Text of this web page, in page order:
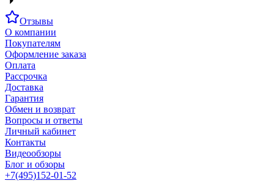
Отзывы
О компании
Покупателям
Оформление заказа
Оплата
Рассрочка
Доставка
Гарантия
Обмен и возврат
Вопросы и ответы
Личный кабинет
Контакты
Видеообзоры
Блог и обзоры
+7(495)152-01-52